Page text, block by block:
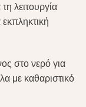
λειτουργία
στο νερό για
με καθαριστικό